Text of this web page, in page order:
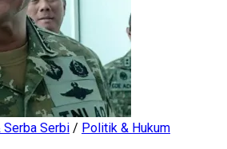
Serbi / Politik & Hukum